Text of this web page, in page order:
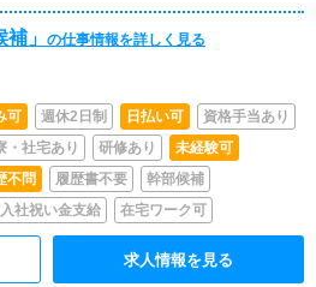
」 の仕事情報を詳しく見る
可 週休2日制 日払い可
資格手当あり
・社宅あり 研修あり
未経験可
不問 履歴書不要
幹部候補
入社祝い金支給 在宅ワーク可
求人情報を見る